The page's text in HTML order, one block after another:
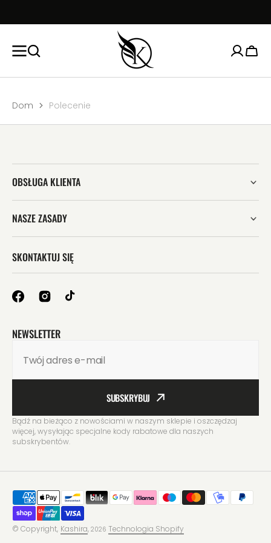
â
–¡
Dom Polecenie
OBSŁUGA KLIENTA
NASZE ZASADY
SKONTAKTUJ SIĘ
NEWSLETTER
Twój adres e-mail
SUBSKRYBUJ
Bądź na bieżąco z nowościami w naszym sklepie i oszczędzaj
więcej, wysyłając specjalne kody rabatowe dla naszych
subskrybentów.
© Copyright, Kashira, 2026 Technologia Shopify